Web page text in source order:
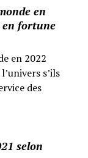
en
en fortune
en 2022
s’ils
des
selon